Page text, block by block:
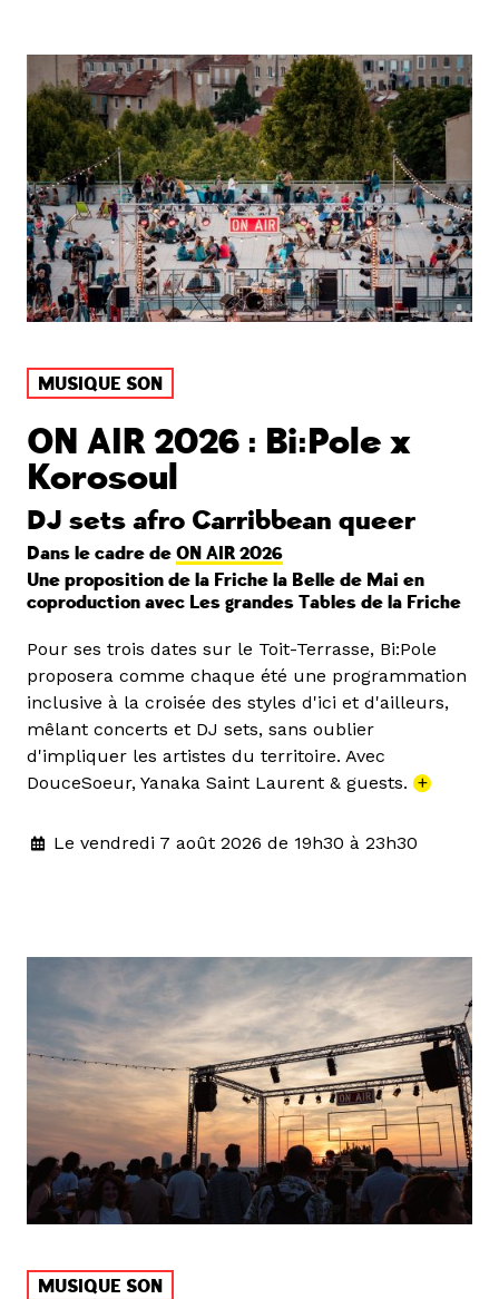
MUSIQUE SON
ON AIR 2026 : Bi:Pole x
Korosoul
DJ sets afro Carribbean queer
Dans le cadre de ON AIR 2026
Une proposition de la Friche la Belle de Mai en
coproduction avec Les grandes Tables de la Friche
Pour ses trois dates sur le Toit-Terrasse, Bi:Pole
proposera comme chaque été une programmation
inclusive à la croisée des styles d'ici et d'ailleurs,
mêlant concerts et DJ sets, sans oublier
d'impliquer les artistes du territoire. Avec
DouceSoeur, Yanaka Saint Laurent & guests. +
Le vendredi 7 août 2026 de 19h30 à 23h30
MUSIQUE SON